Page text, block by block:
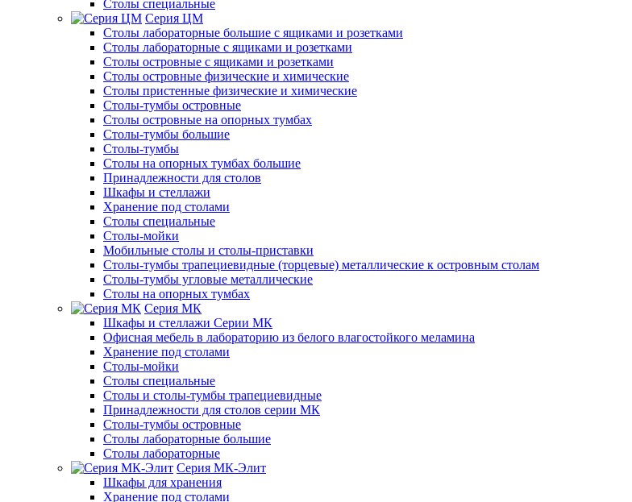
Столы специальные
Серия ЦМ
Столы лабораторные большие с ящиками и розетками
Столы лабораторные с ящиками и розетками
Столы островные с ящиками и розетками
Столы островные физические и химические
Столы пристенные физические и химические
Столы-тумбы островные
Столы островные на опорных тумбах
Столы-тумбы большие
Столы-тумбы
Столы на опорных тумбах большие
Принадлежности для столов
Шкафы и стеллажи
Хранение под столами
Столы специальные
Столы-мойки
Мобильные столы и столы-приставки
Столы-тумбы трапециевидные (торцевые) металлические к островным столам
Столы-тумбы угловые металлические
Столы на опорных тумбах
Серия МК
Шкафы и стеллажи Серии МК
Офисная мебель в лабораторию из белого влагостойкого меламина
Хранение под столами
Столы-мойки
Столы специальные
Столы и столы-тумбы трапециевидные
Принадлежности для столов серии МК
Столы-тумбы островные
Столы лабораторные большие
Столы лабораторные
Серия МК-Элит
Шкафы для хранения
Хранение под столами